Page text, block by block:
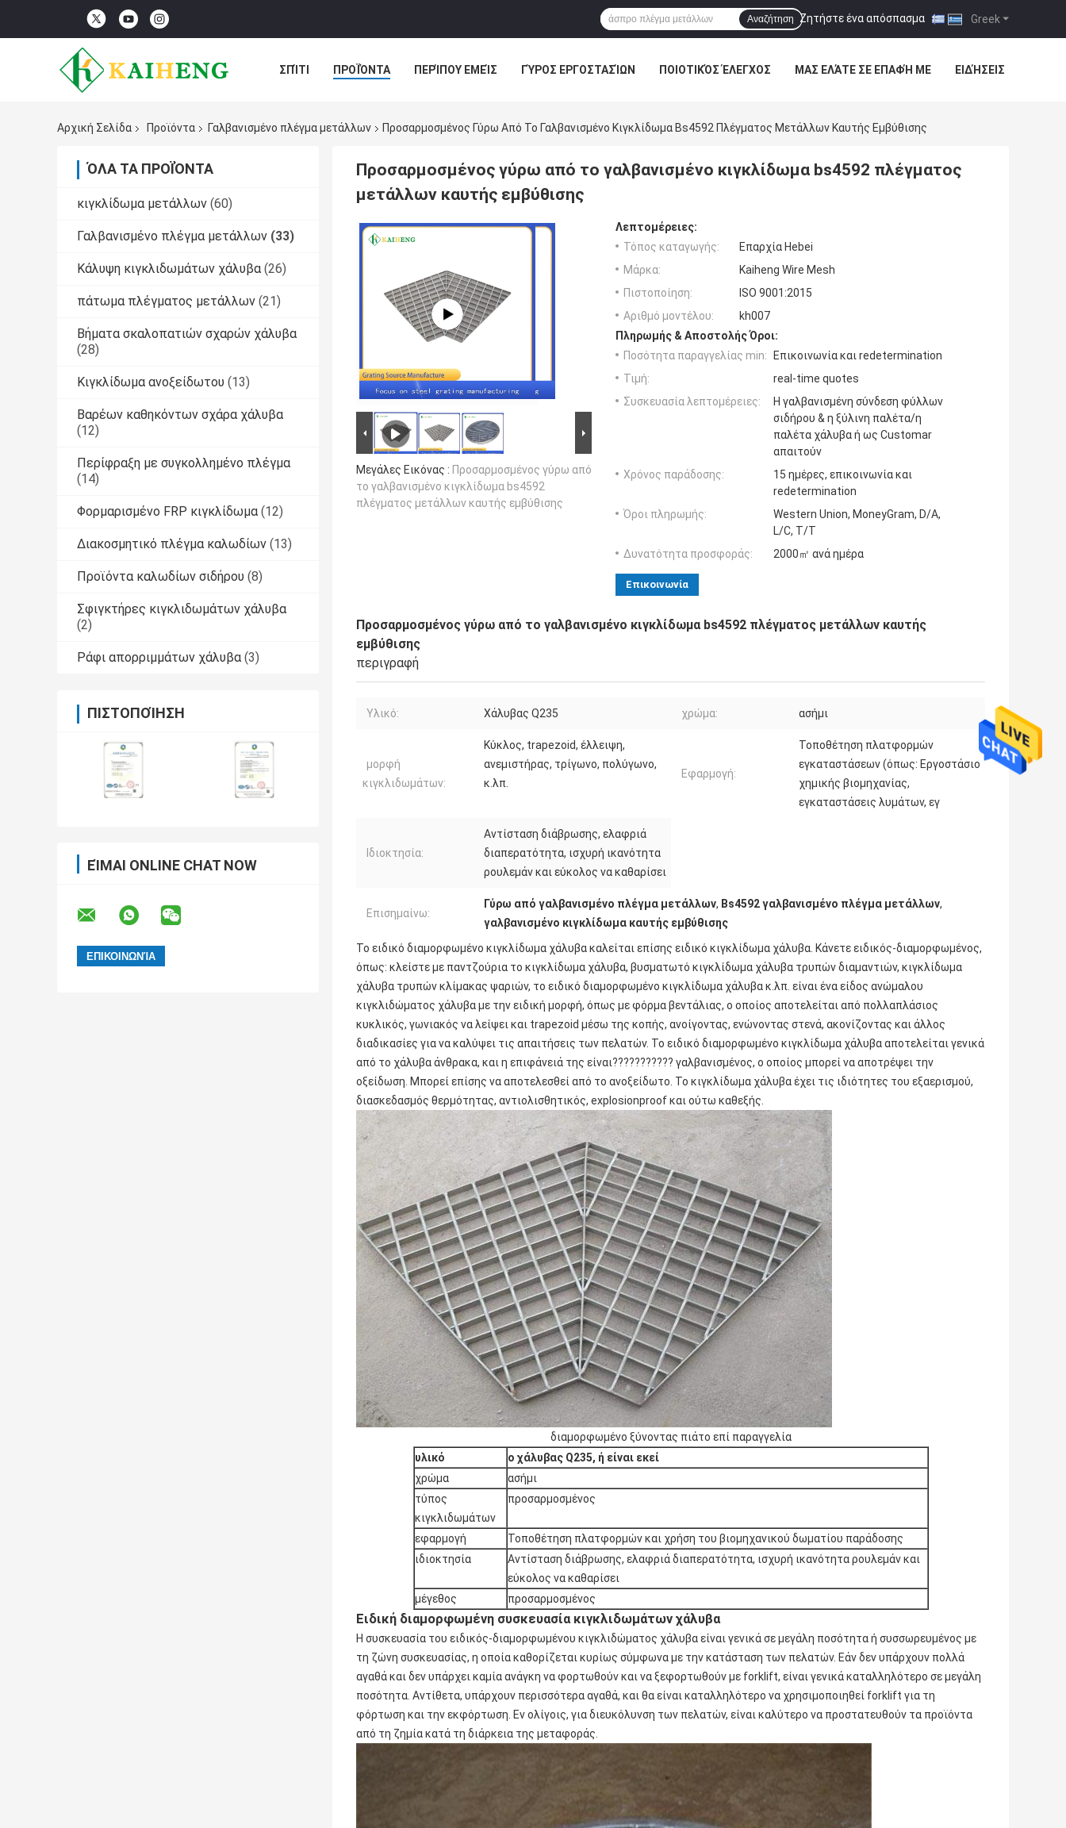
Greek
Ζητήστε ένα απόσπασμα |
Αναζήτηση
ΣΠΊΤΙ ΠΡΟΪΌΝΤΑ ΠΕΡΊΠΟΥ ΕΜΕΊΣ ΓΎΡΟΣ ΕΡΓΟΣΤΑΣΊΩΝ ΠΟΙΟΤΙΚΌΣ ΈΛΕΓΧΟΣ ΜΑΣ ΕΛΆΤΕ ΣΕ ΕΠΑΦΉ ΜΕ ΕΙΔΉΣΕΙΣ
Αρχική Σελίδα
Προϊόντα Γαλβανισμένο πλέγμα μετάλλων Προσαρμοσμένος Γύρω Από Το Γαλβανισμένο Κιγκλίδωμα Bs4592 Πλέγματος Μετάλλων Καυτής Εμβύθισης
ΌΛΑ ΤΑ ΠΡΟΪΌΝΤΑ
κιγκλίδωμα μετάλλων (60)
Γαλβανισμένο πλέγμα μετάλλων (33)
Κάλυψη κιγκλιδωμάτων χάλυβα (26)
πάτωμα πλέγματος μετάλλων (21)
Βήματα σκαλοπατιών σχαρών χάλυβα
(28)
Κιγκλίδωμα ανοξείδωτου (13)
Βαρέων καθηκόντων σχάρα χάλυβα
(12)
Περίφραξη με συγκολλημένο πλέγμα
(14)
Φορμαρισμένο FRP κιγκλίδωμα (12)
Διακοσμητικό πλέγμα καλωδίων (13)
Προϊόντα καλωδίων σιδήρου (8)
Σφιγκτήρες κιγκλιδωμάτων χάλυβα
(2)
Ράφι απορριμμάτων χάλυβα (3)
ΠΙΣΤΟΠΟΊΗΣΗ
ΕΊΜΑΙ ONLINE CHAT NOW
Προσαρμοσμένος γύρω από το γαλβανισμένο κιγκλίδωμα bs4592 πλέγματος
μετάλλων καυτής εμβύθισης
Μεγάλες Εικόνας : Προσαρμοσμένος γύρω από
το γαλβανισμένο κιγκλίδωμα bs4592
πλέγματος μετάλλων καυτής εμβύθισης
Λεπτομέρειες:
Τόπος καταγωγής:
Επαρχία Hebei
Μάρκα:
Kaiheng Wire Mesh
Πιστοποίηση:
ISO 9001:2015
Αριθμό μοντέλου:
kh007
Πληρωμής & Αποστολής Όροι:
Ποσότητα παραγγελίας min:
Επικοινωνία και redetermination
Τιμή:
real-time quotes
Συσκευασία λεπτομέρειες:
Η γαλβανισμένη σύνδεση φύλλων
σιδήρου & η ξύλινη παλέτα/η
παλέτα χάλυβα ή ως Customar
απαιτούν
Χρόνος παράδοσης:
15 ημέρες, επικοινωνία και
redetermination
Όροι πληρωμής:
Western Union, MoneyGram, D/A,
L/C, T/T
Δυνατότητα προσφοράς:
2000㎡ ανά ημέρα
Επικοινωνία
Προσαρμοσμένος γύρω από το γαλβανισμένο κιγκλίδωμα bs4592 πλέγματος μετάλλων καυτής
εμβύθισης
περιγραφή
Υλικό: Χάλυβας Q235 χρώμα: ασήμι
μορφή
κιγκλιδωμάτων:
Κύκλος, trapezoid, έλλειψη,
ανεμιστήρας, τρίγωνο, πολύγωνο,
κ.λπ.
Εφαρμογή:
Τοποθέτηση πλατφορμών
εγκαταστάσεων (όπως: Εργοστάσιο
χημικής βιομηχανίας,
εγκαταστάσεις λυμάτων, εγ
Ιδιοκτησία:
Αντίσταση διάβρωσης, ελαφριά
διαπερατότητα, ισχυρή ικανότητα
ρουλεμάν και εύκολος να καθαρίσει
Επισημαίνω:
Γύρω από γαλβανισμένο πλέγμα μετάλλων, Bs4592 γαλβανισμένο πλέγμα μετάλλων,
γαλβανισμένο κιγκλίδωμα καυτής εμβύθισης
Το ειδικό διαμορφωμένο κιγκλίδωμα χάλυβα καλείται επίσης ειδικό κιγκλίδωμα χάλυβα. Κάνετε ειδικός-διαμορφωμένος,
όπως: κλείστε με παντζούρια το κιγκλίδωμα χάλυβα, βυσματωτό κιγκλίδωμα χάλυβα τρυπών διαμαντιών, κιγκλίδωμα
χάλυβα τρυπών κλίμακας ψαριών, το ειδικό διαμορφωμένο κιγκλίδωμα χάλυβα κ.λπ. είναι ένα είδος ανώμαλου
κιγκλιδώματος χάλυβα με την ειδική μορφή, όπως με φόρμα βεντάλιας, ο οποίος αποτελείται από πολλαπλάσιος
κυκλικός, γωνιακός να λείψει και trapezoid μέσω της κοπής, ανοίγοντας, ενώνοντας στενά, ακονίζοντας και άλλος
διαδικασίες για να καλύψει τις απαιτήσεις των πελατών. Το ειδικό διαμορφωμένο κιγκλίδωμα χάλυβα αποτελείται γενικά
από το χάλυβα άνθρακα, και η επιφάνειά της είναι??????????? γαλβανισμένος, ο οποίος μπορεί να αποτρέψει την
οξείδωση. Μπορεί επίσης να αποτελεσθεί από το ανοξείδωτο. Το κιγκλίδωμα χάλυβα έχει τις ιδιότητες του εξαερισμού,
διασκεδασμός θερμότητας, αντιολισθητικός, explosionproof και ούτω καθεξής.
διαμορφωμένο ξύνοντας πιάτο επί παραγγελία
υλικό
ο χάλυβας Q235, ή είναι εκεί
χρώμα
ασήμι
τύπος
κιγκλιδωμάτων
προσαρμοσμένος
εφαρμογή
Τοποθέτηση πλατφορμών και χρήση του βιομηχανικού δωματίου παράδοσης
ιδιοκτησία
Αντίσταση διάβρωσης, ελαφριά διαπερατότητα, ισχυρή ικανότητα ρουλεμάν και
εύκολος να καθαρίσει
μέγεθος
προσαρμοσμένος
Ειδική διαμορφωμένη συσκευασία κιγκλιδωμάτων χάλυβα
Η συσκευασία του ειδικός-διαμορφωμένου κιγκλιδώματος χάλυβα είναι γενικά σε μεγάλη ποσότητα ή συσσωρευμένος με
τη ζώνη συσκευασίας, η οποία καθορίζεται κυρίως σύμφωνα με την κατάσταση των πελατών. Εάν δεν υπάρχουν πολλά
αγαθά και δεν υπάρχει καμία ανάγκη να φορτωθούν και να ξεφορτωθούν με forklift, είναι γενικά καταλληλότερο σε μεγάλη
ποσότητα. Αντίθετα, υπάρχουν περισσότερα αγαθά, και θα είναι καταλληλότερο να χρησιμοποιηθεί forklift για τη
φόρτωση και την εκφόρτωση. Εν ολίγοις, για διευκόλυνση των πελατών, είναι καλύτερο να προστατευθούν τα προϊόντα
από τη ζημία κατά τη διάρκεια της μεταφοράς.